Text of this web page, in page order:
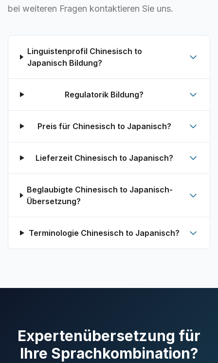
bei weiteren Fragen kontaktieren Sie uns.
Linguistenprofil Chinesisch to
Japanisch Bildung?
Regulatorik Bildung?
Preis für Chinesisch to Japanisch?
Lieferzeit Chinesisch to Japanisch?
Beglaubigte Chinesisch to Japanisch-
Übersetzung?
Terminologie Chinesisch to Japanisch?
Expertenübersetzung für
Ihre Sprachkombination?